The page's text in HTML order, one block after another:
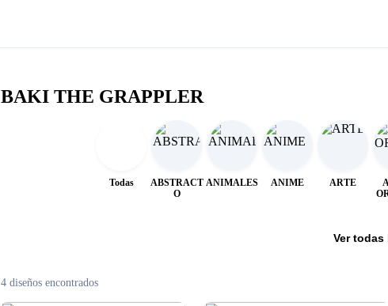
BAKI THE GRAPPLER
Todas
ABSTRACT
O
ANIMALES ANIME ARTE
Ver
4 diseños encontrados